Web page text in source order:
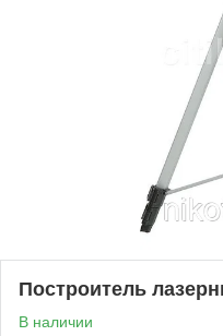
Построитель
В наличии